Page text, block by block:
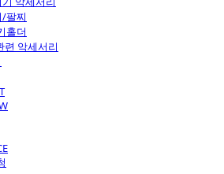
팔찌
홀더
련 악세서리